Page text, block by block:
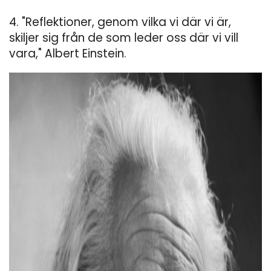
4. "Reflektioner, genom vilka vi där vi är,
skiljer sig från de som leder oss där vi vill
vara," Albert Einstein.